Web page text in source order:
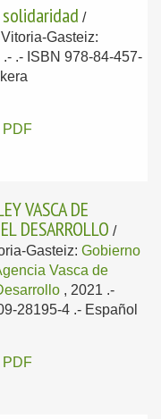
/
Vitoria-Gasteiz:
.- .- ISBN 978-84-457-
PDF
VASCA DE
DESARROLLO /
Gasteiz: Gobierno
Vasca de
, 2021 .-
28195-4 .- Español
PDF